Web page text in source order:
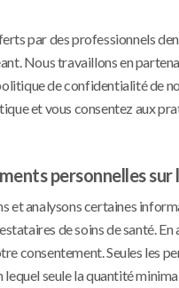
par des professionnels
Nous travaillons en
de confidentialité de
et vous consentez aux
personnelles sur
et analysons certaines
de soins de santé. En
consentement. Seules les
lequel seule la quantité